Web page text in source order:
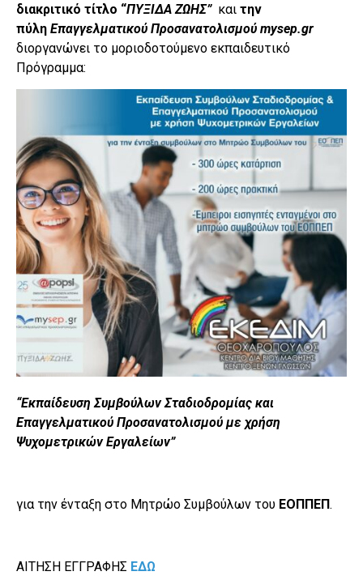
διακριτικό τίτλο “ΠΥΞΙΔΑ ΖΩΗΣ” και την
πύλη Επαγγελματικού Προσανατολισμού mysep.gr
διοργανώνει το μοριοδοτούμενο εκπαιδευτικό
Πρόγραμμα:
“Εκπαίδευση Συμβούλων Σταδιοδρομίας και
Επαγγελματικού Προσανατολισμού με χρήση
Ψυχομετρικών Εργαλείων”
για την ένταξη στο Μητρώο Συμβούλων του ΕΟΠΠΕΠ.
ΑΙΤΗΣΗ ΕΓΓΡΑΦΗΣ ΕΔΩ